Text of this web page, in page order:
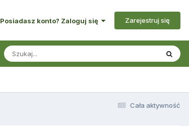
Posiadasz konto? Zaloguj się Zarejestruj się
Cała aktywność